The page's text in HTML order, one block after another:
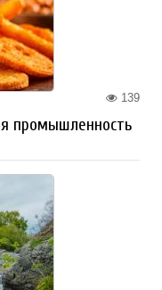
139
промышленность